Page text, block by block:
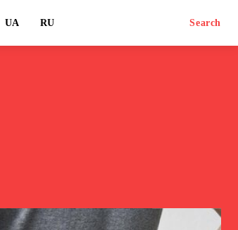
UA RU Search